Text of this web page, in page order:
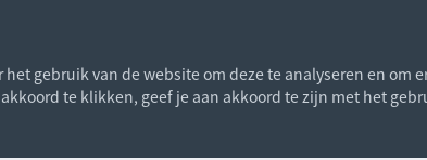
gebruik van de website om deze te analyseren en om
te klikken, geef je aan akkoord te zijn met het